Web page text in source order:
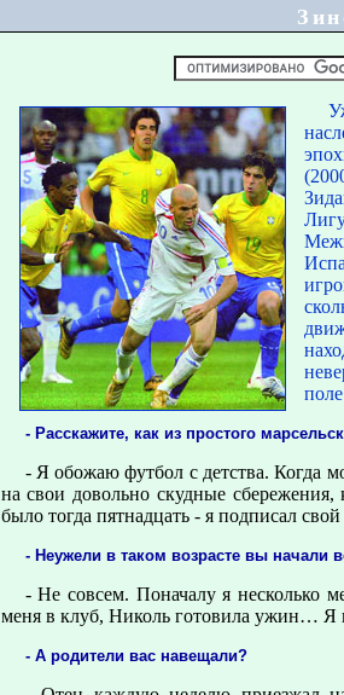
- Расскажите, как из простого
- Я обожаю футбол с детства. Когда
на свои довольно скудные
было тогда пятнадцать - я подписал
- Неужели в таком возрасте вы начали
- Не совсем. Поначалу я несколько
меня в клуб, Николь готовила ужин… Я
- А родители вас навещали?